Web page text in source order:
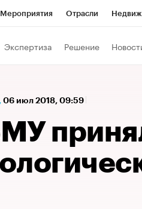
Мероприятия Отрасли
Политика
Экспертиза Решение
, 06 июл 2018, 09:59